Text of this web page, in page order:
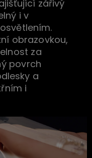
zářivý
i v
obrazovkou,
za
povrch
a
i